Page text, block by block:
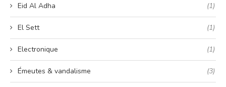
Eid Al Adha (1)
El Sett (1)
Electronique (1)
Émeutes & vandalisme (3)